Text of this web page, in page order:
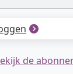
de